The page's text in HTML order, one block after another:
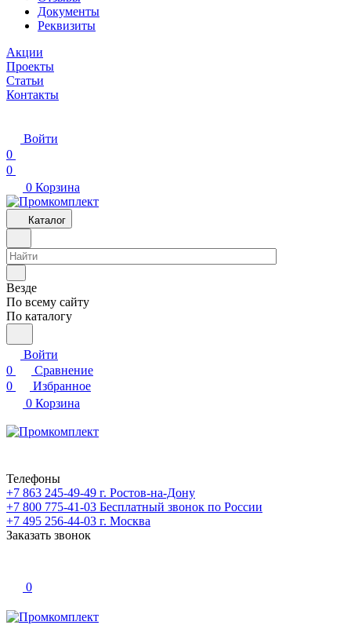
Документы
Реквизиты
Акции
Проекты
Статьи
Контакты
Войти
0
0
0 Корзина
Каталог
Везде
По всему сайту
По каталогу
Войти
0
Сравнение
0
Избранное
0 Корзина
Телефоны
+7 863 245-49-49 г. Ростов-на-Дону
+7 800 775-41-03 Бесплатный звонок по России
+7 495 256-44-03 г. Москва
Заказать звонок
0